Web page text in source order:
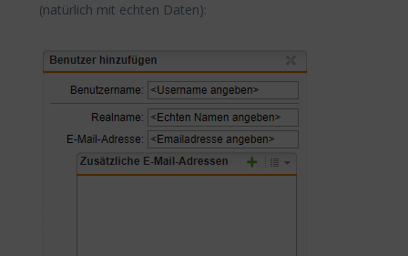
(natürlich mit echten Daten):